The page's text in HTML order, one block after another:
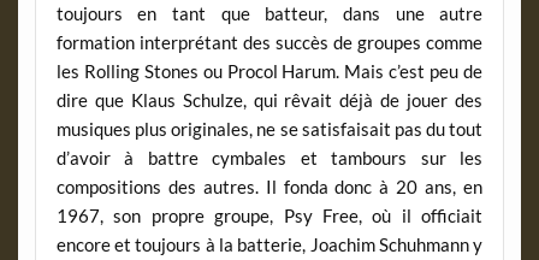
toujours en tant que batteur, dans une autre
formation interprétant des succès de groupes comme
les Rolling Stones ou Procol Harum. Mais c’est peu de
dire que Klaus Schulze, qui rêvait déjà de jouer des
musiques plus originales, ne se satisfaisait pas du tout
d’avoir à battre cymbales et tambours sur les
compositions des autres. Il fonda donc à 20 ans, en
1967, son propre groupe, Psy Free, où il officiait
encore et toujours à la batterie, Joachim Schuhmann y